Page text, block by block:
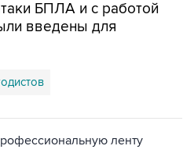
БПЛА и с работой
введены для
ленту